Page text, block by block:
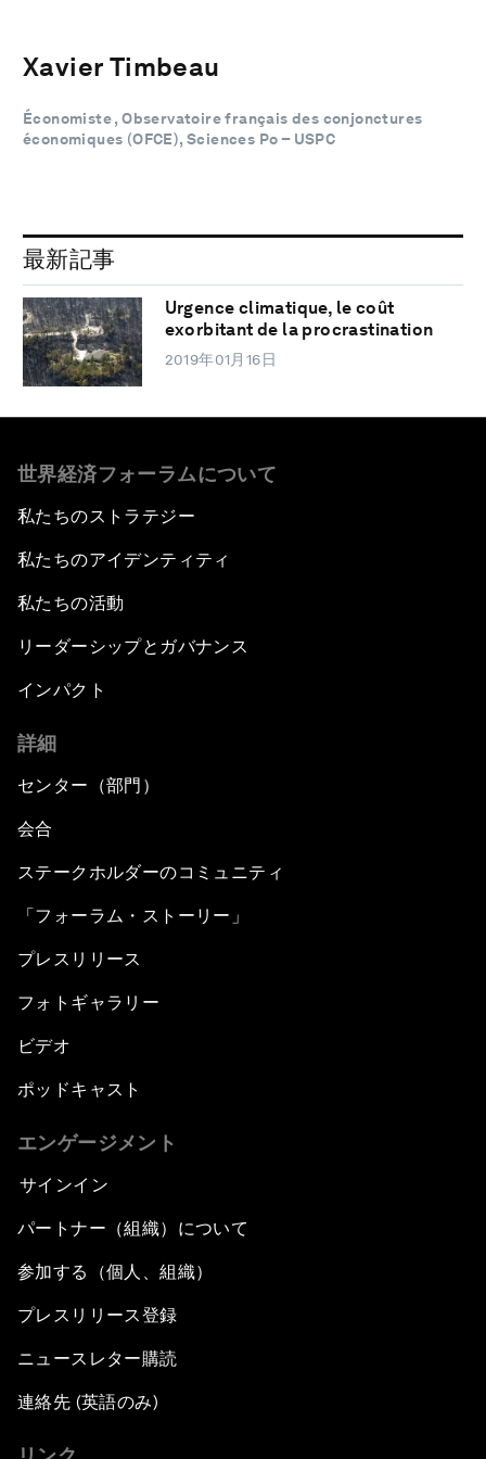
Xavier Timbeau
Économiste , Observatoire français des conjonctures
économiques (OFCE), Sciences Po – USPC
最新記事
Urgence climatique, le coût
exorbitant de la procrastination
2019年01月16日
世界経済フォーラムについて
私たちのストラテジー
私たちのアイデンティティ
私たちの活動
リーダーシップとガバナンス
インパクト
詳細
センター（部門）
会合
ステークホルダーのコミュニティ
「フォーラム・ストーリー」
プレスリリース
フォトギャラリー
ビデオ
ポッドキャスト
エンゲージメント
サインイン
パートナー（組織）について
参加する（個人、組織）
プレスリリース登録
ニュースレター購読
連絡先 (英語のみ)